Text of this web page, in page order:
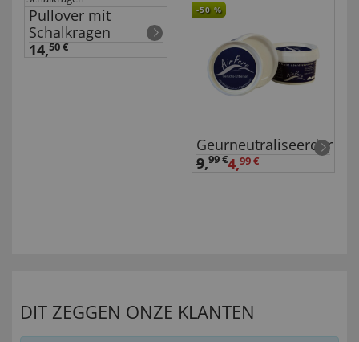
Pullover mit
Schalkragen
14,50 €
-50 %
Geurneutraliseerder
9,99 €4,99 €
DIT ZEGGEN ONZE KLANTEN